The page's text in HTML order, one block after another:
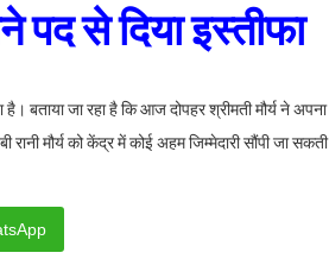
पद से दिया इस्तीफा
बताया जा रहा है कि आज दोपहर श्रीमती मौर्य ने अपना
रानी मौर्य को केंद्र में कोई अहम जिम्मेदारी सौंपी जा सकती